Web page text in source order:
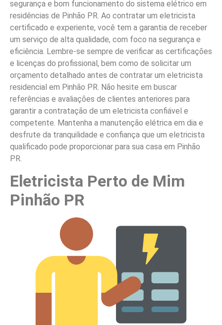
segurança e bom funcionamento do sistema elétrico em
residências de Pinhão PR. Ao contratar um eletricista
certificado e experiente, você tem a garantia de receber
um serviço de alta qualidade, com foco na segurança e
eficiência. Lembre-se sempre de verificar as certificações
e licenças do profissional, bem como de solicitar um
orçamento detalhado antes de contratar um eletricista
residencial em Pinhão PR. Não hesite em buscar
referências e avaliações de clientes anteriores para
garantir a contratação de um eletricista confiável e
competente. Mantenha a manutenção elétrica em dia e
desfrute da tranquilidade e confiança que um eletricista
qualificado pode proporcionar para sua casa em Pinhão
PR.
Eletricista Perto de Mim
Pinhão PR